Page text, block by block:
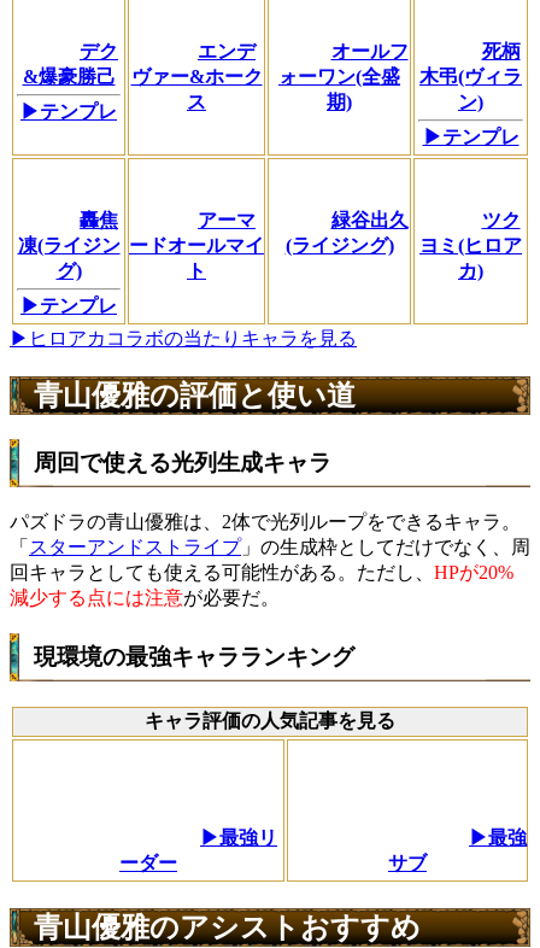
デク
&爆豪勝己
▶テンプレ
エンデ
ヴァー&ホーク
ス
オールフ
ォーワン(全盛
期)
死柄
木弔(ヴィラ
ン)
▶テンプレ
轟焦
凍(ライジン
グ)
▶テンプレ
アーマ
ードオールマイ
ト
緑谷出久
(ライジング)
ツク
ヨミ(ヒロア
カ)
▶ヒロアカコラボの当たりキャラを見る
青山優雅の評価と使い道
周回で使える光列生成キャラ
パズドラの青山優雅は、2体で光列ループをできるキャラ。
「 スターアンドストライプ」の生成枠としてだけでなく、周
回キャラとしても使える可能性がある。ただし、 HPが20%
減少する点には注意が必要だ。
現環境の最強キャラランキング
キャラ評価の人気記事を見る
▶最強リ
ーダー
▶最強
サブ
青山優雅のアシストおすすめ